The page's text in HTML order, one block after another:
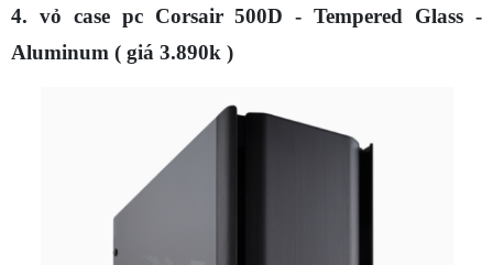
4. vỏ case pc Corsair 500D - Tempered Glass -
Aluminum ( giá 3.890k )